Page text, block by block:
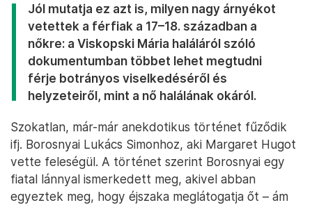
Jól mutatja ez azt is, milyen nagy árnyékot
vetettek a férfiak a 17–18. században a
nőkre: a Viskopski Mária haláláról szóló
dokumentumban többet lehet megtudni
férje botrányos viselkedéséről és
helyzeteiről, mint a nő halálának okáról.
Szokatlan, már-már anekdotikus történet fűződik
ifj. Borosnyai Lukács Simonhoz, aki Margaret Hugot
vette feleségül. A történet szerint Borosnyai egy
fiatal lánnyal ismerkedett meg, akivel abban
egyeztek meg, hogy éjszaka meglátogatja őt – ám